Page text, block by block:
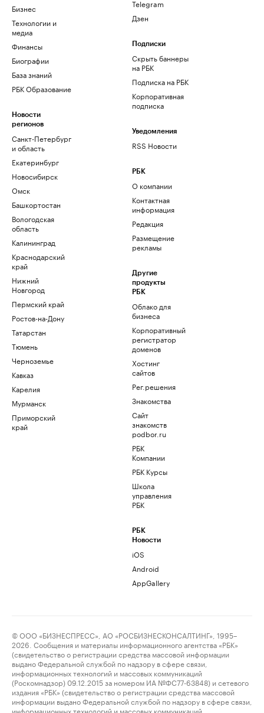
Бизнес
Технологии и
медиа
Финансы
Биографии
База знаний
РБК Образование
Новости
регионов
Санкт-Петербург
и область
Екатеринбург
Новосибирск
Омск
Башкортостан
Вологодская
область
Калининград
Краснодарский
край
Нижний
Новгород
Пермский край
Ростов-на-Дону
Татарстан
Тюмень
Черноземье
Кавказ
Карелия
Мурманск
Приморский
край
Telegram
Дзен
Подписки
Скрыть баннеры
на РБК
Подписка на РБК
Корпоративная
подписка
Уведомления
RSS Новости
РБК
О компании
Контактная
информация
Редакция
Размещение
рекламы
Другие
продукты
РБК
Облако для
бизнеса
Корпоративный
регистратор
доменов
Хостинг
сайтов
Рег.решения
Знакомства
Сайт
знакомств
podbor.ru
РБК
Компании
РБК Курсы
Школа
управления
РБК
РБК
Новости
iOS
Android
AppGallery
© ООО «БИЗНЕСПРЕСС», АО «РОСБИЗНЕСКОНСАЛТИНГ», 1995–
2026. Сообщения и материалы информационного агентства «РБК»
(свидетельство о регистрации средства массовой информации
выдано Федеральной службой по надзору в сфере связи,
информационных технологий и массовых коммуникаций
(Роскомнадзор) 09.12.2015 за номером ИА №ФС77-63848) и сетевого
издания «РБК» (свидетельство о регистрации средства массовой
информации выдано Федеральной службой по надзору в сфере связи,
информационных технологий и массовых коммуникаций